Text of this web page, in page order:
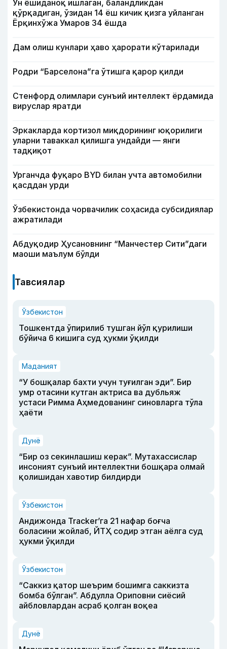
Ўн ёшиданоқ ишлаган, баландликдан
қўрқадиган, ўзидан 14 ёш кичик қизга уйланган
Ёрқинхўжа Умаров 34 ёшда
Дам олиш кунлари ҳаво ҳарорати кўтарилади
Родри “Барселона”га ўтишга қарор қилди
Стенфорд олимлари сунъий интеллект ёрдамида
вируслар яратди
Эркакларда кортизол миқдорининг юқорилиги
уларни таваккал қилишга ундайди — янги
тадқиқот
Урганчда фуқаро BYD билан учта автомобилни
қасддан урди
Ўзбекистонда чорвачилик соҳасида субсидиялар
ажратилади
Абдуқодир Ҳусановнинг “Манчестер Сити”даги
маоши маълум бўлди
Тавсиялар
Ўзбекистон
Тошкентда ўпирилиб тушган йўл қурилиши
бўйича 6 кишига суд ҳукми ўқилди
Маданият
“У бошқалар бахти учун туғилган эди”. Бир
умр отасини кутган актриса ва дубльяж
устаси Римма Аҳмедованинг синовларга тўла
ҳаёти
Дунё
“Бир оз секинлашиш керак”. Мутахассислар
инсоният сунъий интеллектни бошқара олмай
қолишидан хавотир билдирди
Ўзбекистон
Андижонда Tracker’га 21 нафар боғча
боласини жойлаб, ЙТҲ содир этган аёлга суд
ҳукми ўқилди
Ўзбекистон
“Саккиз қатор шеърим бошимга саккизта
бомба бўлган”. Абдулла Ориповни сиёсий
айбловлардан асраб қолган воқеа
Дунё